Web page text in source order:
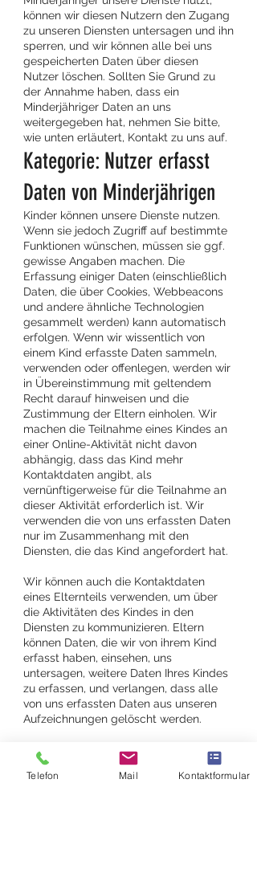
können wir diesen Nutzern den Zugang
zu unseren Diensten untersagen und ihn
sperren, und wir können alle bei uns
gespeicherten Daten über diesen
Nutzer löschen. Sollten Sie Grund zu
der Annahme haben, dass ein
Minderjähriger Daten an uns
weitergegeben hat, nehmen Sie bitte,
wie unten erläutert, Kontakt zu uns auf.
Kategorie: Nutzer erfasst
Daten von Minderjährigen
Kinder können unsere Dienste nutzen.
Wenn sie jedoch Zugriff auf bestimmte
Funktionen wünschen, müssen sie ggf.
gewisse Angaben machen. Die
Erfassung einiger Daten (einschließlich
Daten, die über Cookies, Webbeacons
und andere ähnliche Technologien
gesammelt werden) kann automatisch
erfolgen. Wenn wir wissentlich von
einem Kind erfasste Daten sammeln,
verwenden oder offenlegen, werden wir
in Übereinstimmung mit geltendem
Recht darauf hinweisen und die
Zustimmung der Eltern einholen. Wir
machen die Teilnahme eines Kindes an
einer Online-Aktivität nicht davon
abhängig, dass das Kind mehr
Kontaktdaten angibt, als
vernünftigerweise für die Teilnahme an
dieser Aktivität erforderlich ist. Wir
verwenden die von uns erfassten Daten
nur im Zusammenhang mit den
Diensten, die das Kind angefordert hat.
Wir können auch die Kontaktdaten
eines Elternteils verwenden, um über
die Aktivitäten des Kindes in den
Diensten zu kommunizieren. Eltern
können Daten, die wir von ihrem Kind
erfasst haben, einsehen, uns
untersagen, weitere Daten Ihres Kindes
zu erfassen, und verlangen, dass alle
von uns erfassten Daten aus unseren
Aufzeichnungen gelöscht werden.
Bitte nehmen Sie Kontakt zu uns auf,
um die Daten Ihres Kindes einzusehen,
zu aktualisieren oder zu löschen. Zum
Telefon Mail Kontaktformular